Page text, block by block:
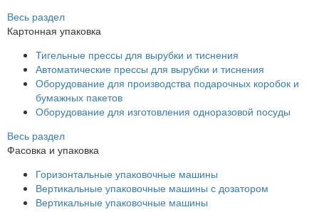
Весь раздел
Картонная упаковка
Тигельные прессы для вырубки и тиснения
Автоматические прессы для вырубки и тиснения
Оборудование для производства подарочных коробок и
бумажных пакетов
Оборудование для изготовления одноразовой посуды
Весь раздел
Фасовка и упаковка
Горизонтальные упаковочные машины
Вертикальные упаковочные машины с дозатором
Вертикальные упаковочные машины